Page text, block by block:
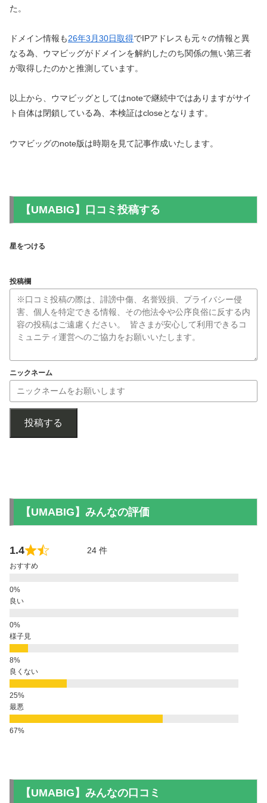
た。
ドメイン情報も26年3月30日取得でIPアドレスも元々の情報と異
なる為、ウマビッグがドメインを解約したのち関係の無い第三者
が取得したのかと推測しています。
以上から、ウマビッグとしてはnoteで継続中ではありますがサイ
ト自体は閉鎖している為、本検証はcloseとなります。
ウマビッグのnote版は時期を見て記事作成いたします。
【UMABIG】口コミ投稿する
星をつける
投稿欄
ニックネーム
投稿する
【UMABIG】みんなの評価
1.4 24 件
おすすめ
良い
様子見
良くない
最悪
【UMABIG】みんなの口コミ